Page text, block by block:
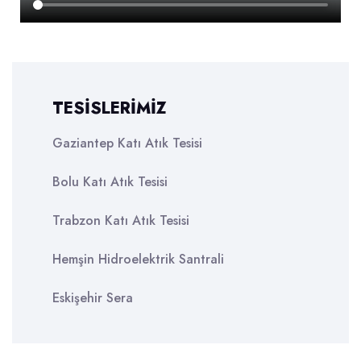
TESİSLERİMİZ
Gaziantep Katı Atık Tesisi
Bolu Katı Atık Tesisi
Trabzon Katı Atık Tesisi
Hemşin Hidroelektrik Santrali
Eskişehir Sera